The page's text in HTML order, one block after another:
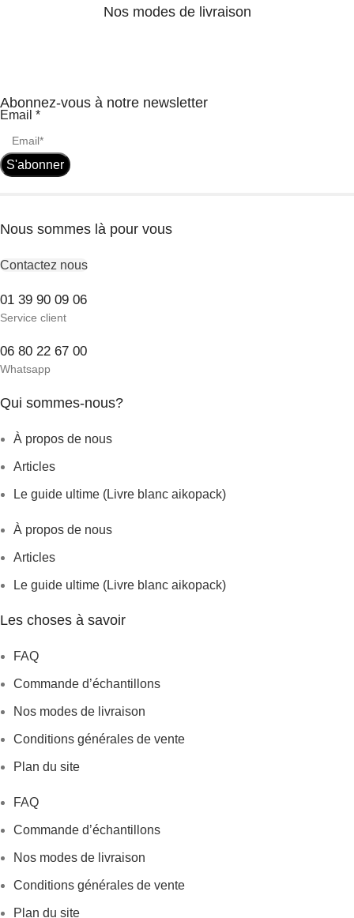
Nos modes de livraison
Abonnez-vous à notre newsletter
Email *
S'abonner
Nous sommes là pour vous
Contactez nous
01 39 90 09 06
Service client
06 80 22 67 00
Whatsapp
Qui sommes-nous?
À propos de nous
Articles
Le guide ultime (Livre blanc aikopack)
À propos de nous
Articles
Le guide ultime (Livre blanc aikopack)
Les choses à savoir
FAQ
Commande d’échantillons
Nos modes de livraison
Conditions générales de vente
Plan du site
FAQ
Commande d’échantillons
Nos modes de livraison
Conditions générales de vente
Plan du site